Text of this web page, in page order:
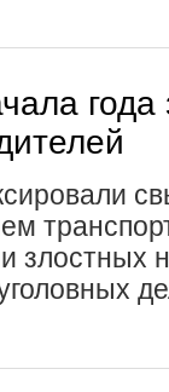
злостных